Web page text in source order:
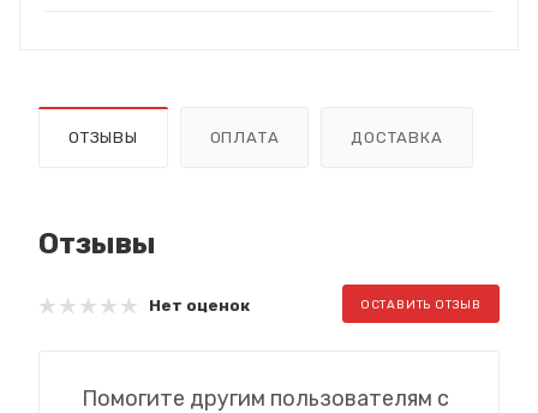
ОТЗЫВЫ ОПЛАТА ДОСТАВКА
Отзывы
Нет оценок ОСТАВИТЬ ОТЗЫВ
Помогите другим пользователям с